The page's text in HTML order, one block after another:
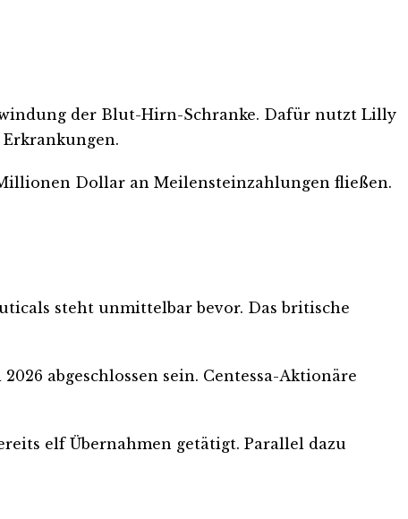
der Blut-Hirn-Schranke. Dafür nutzt Lilly
Dollar an Meilensteinzahlungen fließen.
steht unmittelbar bevor. Das britische
abgeschlossen sein. Centessa-Aktionäre
elf Übernahmen getätigt. Parallel dazu